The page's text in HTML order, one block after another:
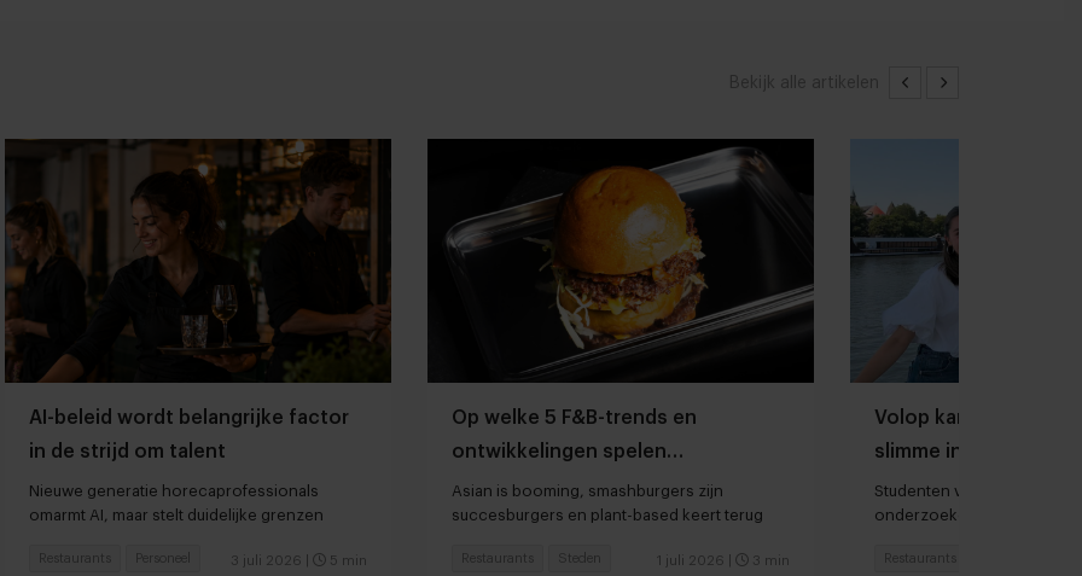
Bekijk alle artikelen
AI-beleid wordt belangrijke factor
in de strijd om talent
Nieuwe generatie horecaprofessionals
omarmt AI, maar stelt duidelijke grenzen
3 juli 2026 5 min
Restaurants Personeel
Op welke 5 F&B-trends en
ontwikkelingen spelen
groeiformules in?
Asian is booming, smashburgers zijn
succesburgers en plant-based keert terug
1 juli 2026 3 min
Restaurants Steden
Volop kansen voor
slimme inzet
Studenten van Hotelschool
onderzoeken
Restaurants